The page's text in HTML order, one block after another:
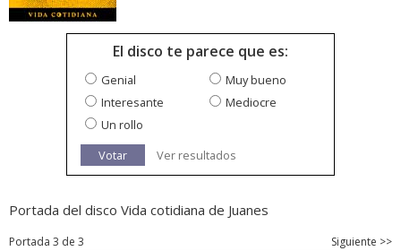
El disco te parece que es:
Genial
Muy bueno
Interesante
Mediocre
Un rollo
Votar
Ver resultados
Portada del disco Vida cotidiana de Juanes
Portada 3 de 3 Siguiente >>